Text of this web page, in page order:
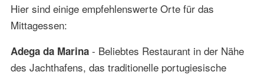
Hier sind einige empfehlenswerte Orte für das
Mittagessen:
Adega da Marina- Beliebtes Restaurant in der Nähe
des Jachthafens, das traditionelle portugiesische